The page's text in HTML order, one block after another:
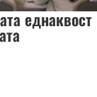
еднаквост